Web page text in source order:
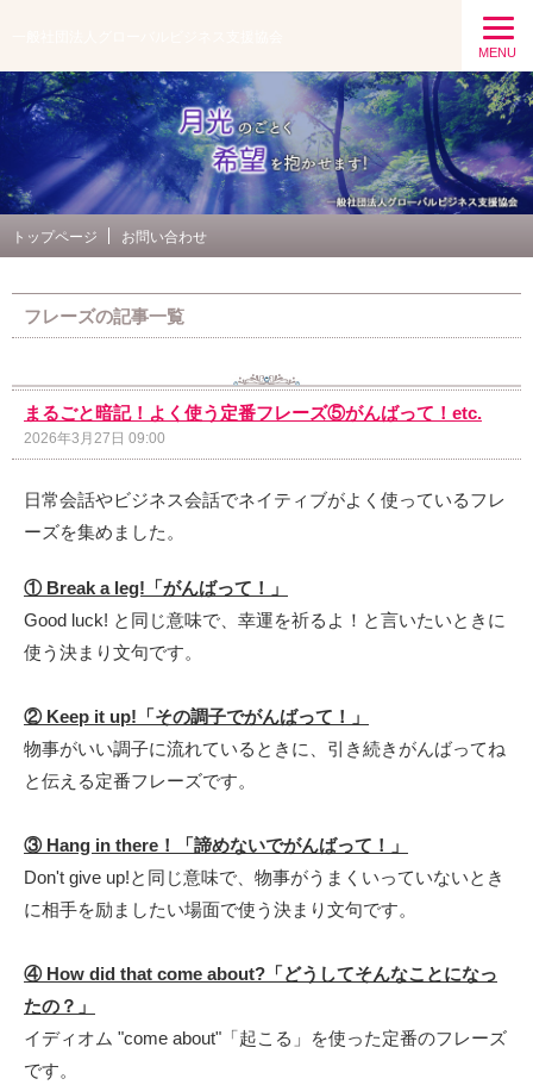
MENU
トップページ お問い合わせ
フレーズの記事一覧
まるごと暗記！よく使う定番フレーズ⑤がんばって！etc.
2026年3月27日 09:00
日常会話やビジネス会話でネイティブがよく使っているフレ
ーズを集めました。
① Break a leg!「がんばって！」
Good luck! と同じ意味で、幸運を祈るよ！と言いたいときに
使う決まり文句です。
② Keep it up!「その調子でがんばって！」
物事がいい調子に流れているときに、引き続きがんばってね
と伝える定番フレーズです。
③ Hang in there！「諦めないでがんばって！」
Don't give up!と同じ意味で、物事がうまくいっていないとき
に相手を励ましたい場面で使う決まり文句です。
④ How did that come about?「どうしてそんなことになっ
たの？」
イディオム "come about"「起こる」を使った定番のフレーズ
です。